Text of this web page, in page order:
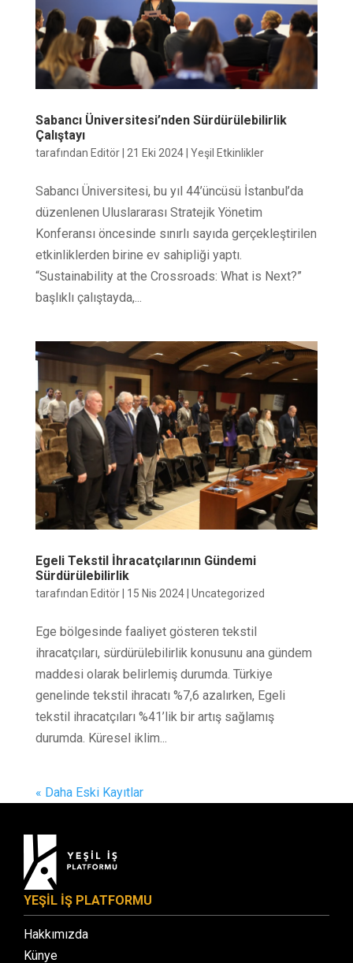
Sabancı Üniversitesi’nden Sürdürülebilirlik
Çalıştayı
tarafından Editör| 21 Eki 2024| Yeşil Etkinlikler
Sabancı Üniversitesi, bu yıl 44’üncüsü İstanbul’da
düzenlenen Uluslararası Stratejik Yönetim
Konferansı öncesinde sınırlı sayıda gerçekleştirilen
etkinliklerden birine ev sahipliği yaptı.
“Sustainability at the Crossroads: What is Next?”
başlıklı çalıştayda,...
Egeli Tekstil İhracatçılarının Gündemi
Sürdürülebilirlik
tarafından Editör| 15 Nis 2024| Uncategorized
Ege bölgesinde faaliyet gösteren tekstil
ihracatçıları, sürdürülebilirlik konusunu ana gündem
maddesi olarak belirlemiş durumda. Türkiye
genelinde tekstil ihracatı %7,6 azalırken, Egeli
tekstil ihracatçıları %41’lik bir artış sağlamış
durumda. Küresel iklim...
« Daha Eski Kayıtlar
YEŞİL İŞ PLATFORMU
Hakkımızda
Künye